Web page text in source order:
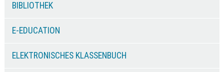
BIBLIOTHEK
E-EDUCATION
ELEKTRONISCHES KLASSENBUCH